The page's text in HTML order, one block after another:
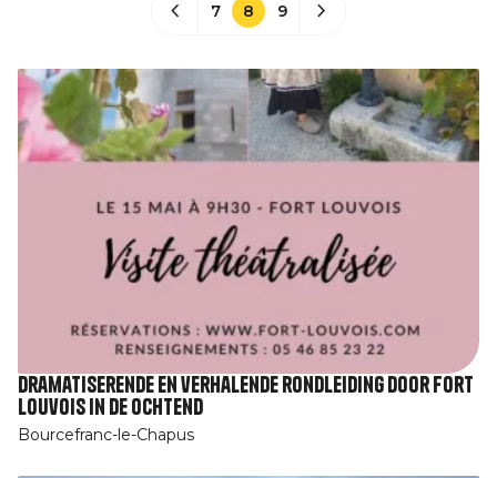
7 8 9
Dramatiserende en verhalende rondleiding door Fort
Louvois in de ochtend
Bourcefranc-le-Chapus